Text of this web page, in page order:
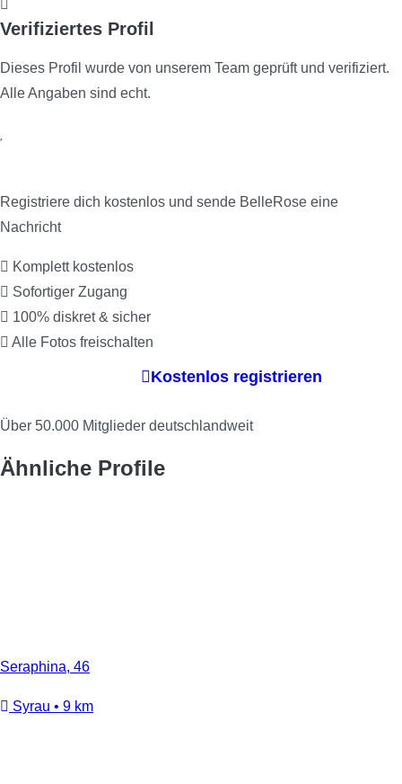
Verifiziertes Profil
Dieses Profil wurde von unserem Team geprüft und verifiziert.
Alle Angaben sind echt.
Registriere dich kostenlos und sende BelleRose eine
Nachricht
Komplett kostenlos
Sofortiger Zugang
100% diskret & sicher
Alle Fotos freischalten
Kostenlos registrieren
Über 50.000 Mitglieder deutschlandweit
Ähnliche Profile
Seraphina, 46
Syrau • 9 km